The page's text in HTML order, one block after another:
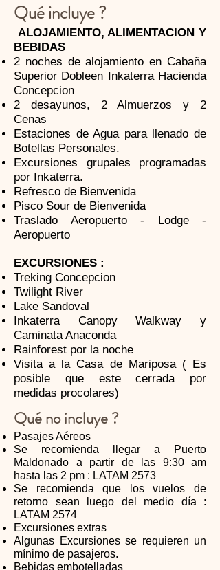
Qué incluye ?
ALOJAMIENTO, ALIMENTACION Y
BEBIDAS
2 noches de alojamiento en Cabaña
Superior Dobleen Inkaterra Hacienda
Concepcion
2 desayunos, 2 Almuerzos y 2
Cenas
Estaciones de Agua para llenado de
Botellas Personales.
Excursiones grupales programadas
por Inkaterra.
Refresco de Bienvenida
Pisco Sour de Bienvenida
Traslado Aeropuerto - Lodge -
Aeropuerto
EXCURSIONES :
Treking Concepcion
Twilight River
Lake Sandoval
Inkaterra Canopy Walkway y
Caminata Anaconda
Rainforest por la noche
Visita a la Casa de Mariposa ( Es
posible que este cerrada por
medidas procolares)
Qué no incluye ?
Pasajes Aéreos
Se recomienda llegar a Puerto
Maldonado a partir de las 9:30 am
hasta las 2 pm : LATAM 2573
Se recomienda que los vuelos de
retorno sean luego del medio día :
LATAM 2574
Excursiones extras
Algunas Excursiones se requieren un
mínimo de pasajeros.
Bebidas embotelladas